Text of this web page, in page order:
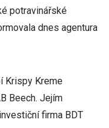
potravinářské
dnes agentura
Krispy Kreme
Beech. Jejím
firma BDT